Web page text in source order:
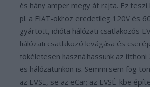
és hány amper megy át rajta. Ez
pl. a FIAT-okhoz eredetileg 120V és
gyártott, idióta hálózati csatlakozós
hálózati csatlakozó levágása és
tökéletesen használhassunk az
es hálózatunkon is. Semmi sem fog
az EVSE, se az eCar; az EVSÉ-kbe